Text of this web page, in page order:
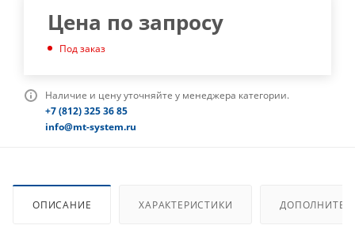
Цена по запросу
Под заказ
Наличие и цену уточняйте у менеджера категории.
+7 (812) 325 36 85
info@mt-system.ru
ОПИСАНИЕ ХАРАКТЕРИСТИКИ